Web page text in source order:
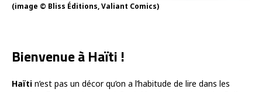
(image © Bliss Éditions, Valiant Comics)
Bienvenue à Haïti !
Haïti n’est pas un décor qu’on a l’habitude de lire dans les